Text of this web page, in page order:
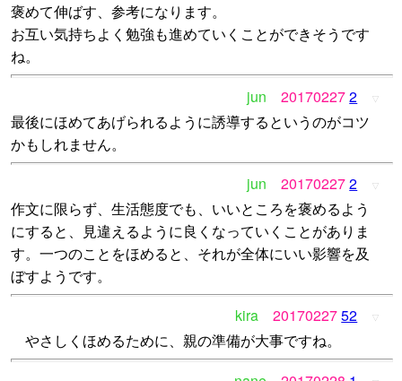
褒めて伸ばす、参考になります。
お互い気持ちよく勉強も進めていくことができそうです
ね。
jun
201702272 ▽
最後にほめてあげられるように誘導するというのがコツ
かもしれません。
jun
201702272 ▽
作文に限らず、生活態度でも、いいところを褒めるよう
にすると、見違えるように良くなっていくことがありま
す。一つのことをほめると、それが全体にいい影響を及
ぼすようです。
kira
2017022752 ▽
やさしくほめるために、親の準備が大事ですね。